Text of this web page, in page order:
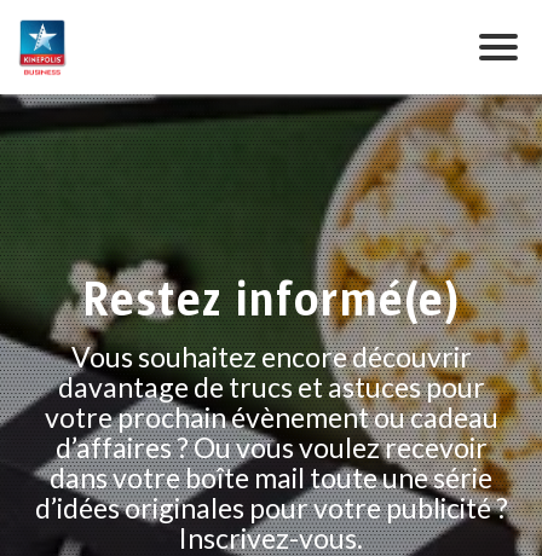
Restez informé(e)
Vous souhaitez encore découvrir
davantage de trucs et astuces pour
votre prochain évènement ou cadeau
d’affaires ? Ou vous voulez recevoir
dans votre boîte mail toute une série
d’idées originales pour votre publicité ?
Inscrivez-vous.